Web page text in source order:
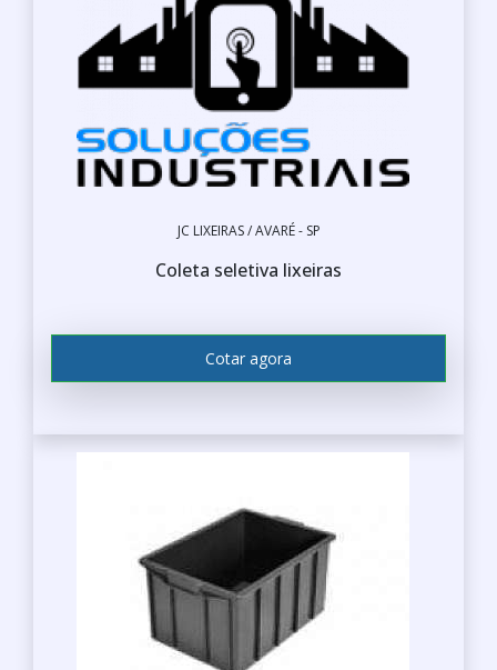
JC LIXEIRAS / AVARÉ - SP
Coleta seletiva lixeiras
Cotar agora